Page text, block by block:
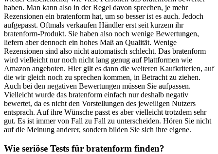
haben. Man kann also in der Regel davon sprechen, je mehr
Rezensionen ein bratenform hat, um so besser ist es auch. Jedoch
aufgepasst. Oftmals verkaufen Händler erst seit kurzem ihr
bratenform-Produkt. Sie haben also noch wenige Bewertungen,
liefern aber dennoch ein hohes Maß an Qualität. Wenige
Rezensionen sind also nicht automatisch schlecht. Das bratenform
wird vielleicht nur noch nicht lang genug auf Plattformen wie
Amazon angeboten. Hier gilt es dann die weiteren Kaufkriterien, auf
die wir gleich noch zu sprechen kommen, in Betracht zu ziehen.
Auch bei den negativen Bewertungen müssen Sie aufpassen.
Vielleicht wurde das bratenform einfach nur deshalb negativ
bewertet, da es nicht den Vorstellungen des jeweiligen Nutzers
entsprach. Auf ihre Wünsche passt es aber vielleicht trotzdem sehr
gut. Es ist immer von Fall zu Fall zu unterscheiden. Hören Sie nicht
auf die Meinung anderer, sondern bilden Sie sich ihre eigene.
Wie seriöse Tests für bratenform finden?